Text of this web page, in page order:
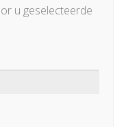
u geselecteerde